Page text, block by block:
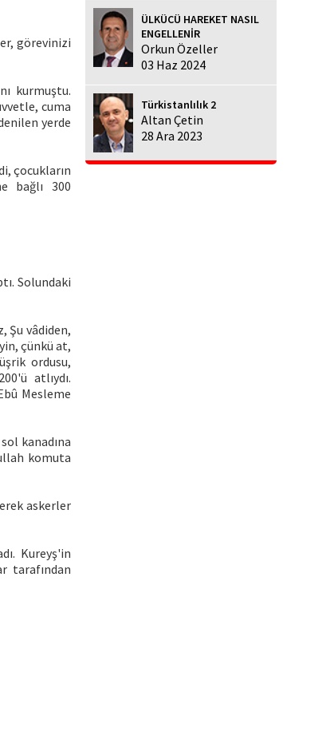
görevinizi
kurmuştu.
cuma
yerde
çocukların
bağlı 300
Solundaki
Şu vâdiden,
çünkü at,
ordusu,
atlıydı.
Mesleme
kanadına
komuta
askerler
Kureyş'in
tarafından
ÜLKÜCÜ HAREKET NASIL
ENGELLENİR
Orkun Özeller
03 Haz 2024
Türkistanlılık 2
Altan Çetin
28 Ara 2023